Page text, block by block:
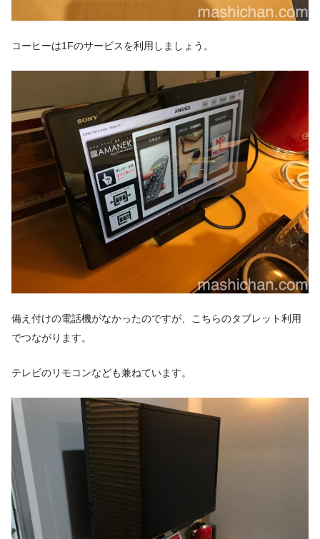
コーヒーは1Fのサービスを利用しましょう。
備え付けの電話機がなかったのですが、こちらのタブレット利用
でつながります。
テレビのリモコンなども兼ねています。